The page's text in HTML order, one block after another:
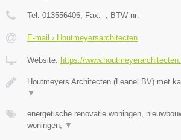
Tel: 013556406 , Fax: - , BTW-nr: -
E-mail › Houtmeyersarchitecten
Website: https://
Houtmeyers Architecten (Leanel BV) met
▼
energetische renovatie woningen,
woningen,
▼